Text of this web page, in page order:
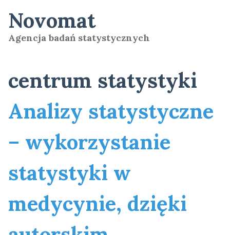
content
Novomat
Agencja badań statystycznych
centrum statystyki
Analizy statystyczne
– wykorzystanie
statystyki w
medycynie, dzięki